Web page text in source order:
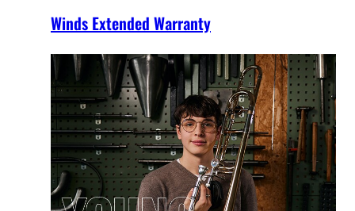
Winds Extended Warranty